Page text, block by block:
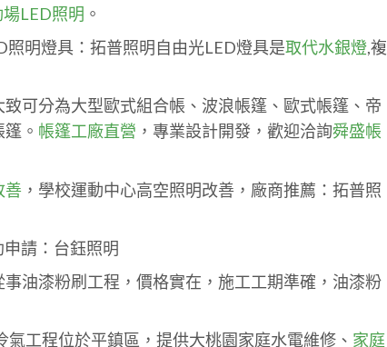
LED照明 。
明燈具：拓普照明自由光LED燈具是取代水銀燈,複
可分為大型歐式組合帳、波浪帳篷、歐式帳篷、帝
。 帳篷工廠直營 ，專業設計開發，歡迎洽詢舜盛帳
善，學校運動中心高空照明改善，廠商推薦：拓普照
請：台鈺照明
油漆粉刷工程，價格實在，施工工期準確，油漆粉
氣工程位於平鎮區，提供大桃園家庭水電維修、 家庭